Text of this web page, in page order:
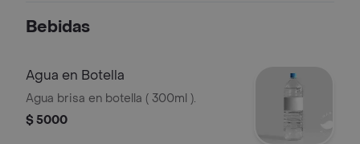
Bebidas
Agua en Botella
Agua brisa en botella ( 300ml ).
$ 5000